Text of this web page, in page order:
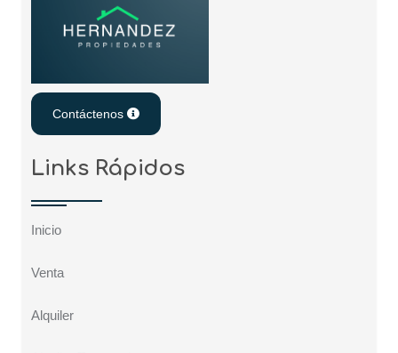
Contáctenos
Links Rápidos
Inicio
Venta
Alquiler